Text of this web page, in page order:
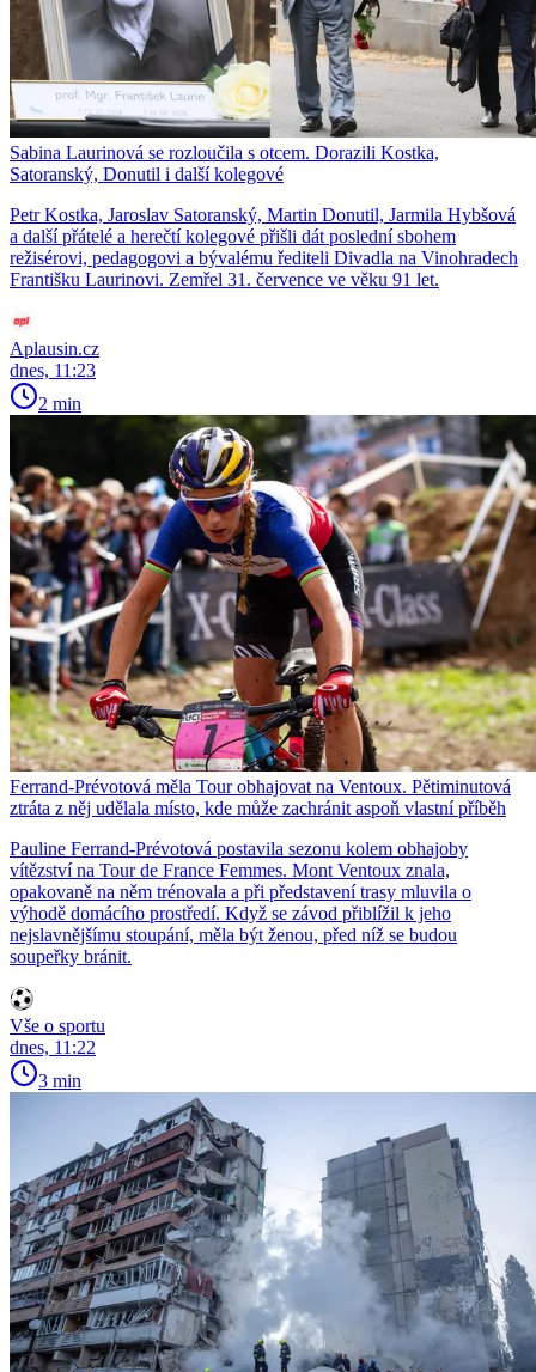
Sabina Laurinová se rozloučila s otcem. Dorazili Kostka,
Satoranský, Donutil i další kolegové
Petr Kostka, Jaroslav Satoranský, Martin Donutil, Jarmila Hybšová
a další přátelé a herečtí kolegové přišli dát poslední sbohem
režisérovi, pedagogovi a bývalému řediteli Divadla na Vinohradech
Františku Laurinovi. Zemřel 31. července ve věku 91 let.
Aplausin.cz
dnes, 11:23
2 min
Ferrand-Prévotová měla Tour obhajovat na Ventoux. Pětiminutová
ztráta z něj udělala místo, kde může zachránit aspoň vlastní příběh
Pauline Ferrand-Prévotová postavila sezonu kolem obhajoby
vítězství na Tour de France Femmes. Mont Ventoux znala,
opakovaně na něm trénovala a při představení trasy mluvila o
výhodě domácího prostředí. Když se závod přiblížil k jeho
nejslavnějšímu stoupání, měla být ženou, před níž se budou
soupeřky bránit.
Vše o sportu
dnes, 11:22
3 min